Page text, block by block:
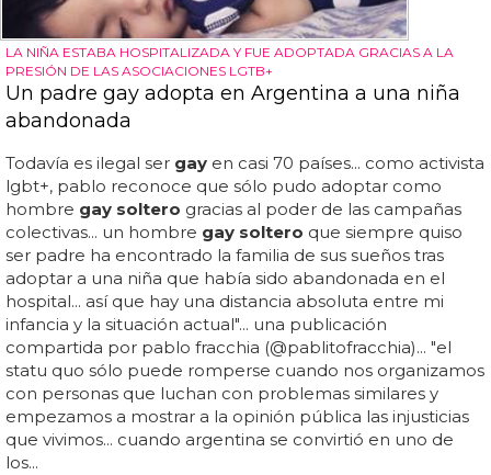
LA NIÑA ESTABA HOSPITALIZADA Y FUE ADOPTADA GRACIAS A LA
PRESIÓN DE LAS ASOCIACIONES LGTB+
Un padre gay adopta en Argentina a una niña
abandonada
Todavía es ilegal ser gay en casi 70 países... como activista
lgbt+, pablo reconoce que sólo pudo adoptar como
hombre gay soltero gracias al poder de las campañas
colectivas... un hombre gay soltero que siempre quiso
ser padre ha encontrado la familia de sus sueños tras
adoptar a una niña que había sido abandonada en el
hospital... así que hay una distancia absoluta entre mi
infancia y la situación actual"... una publicación
compartida por pablo fracchia (@pablitofracchia)... "el
statu quo sólo puede romperse cuando nos organizamos
con personas que luchan con problemas similares y
empezamos a mostrar a la opinión pública las injusticias
que vivimos... cuando argentina se convirtió en uno de
los...